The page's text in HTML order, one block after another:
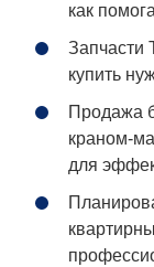
как
Запчасти
купить
Продажа
краном-
для